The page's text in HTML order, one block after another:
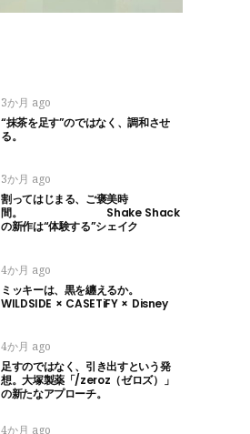
3か月 ago
“抹茶を足す”のではなく、調和させ
る。
3か月 ago
割ってはじまる、ご褒美時
間。 Shake Shack
の新作は“体験する”シェイク
4か月 ago
ミッキーは、黒を纏えるか。
WILDSIDE × CASETiFY × Disney
4か月 ago
足すのではなく、引き出すという発
想。大塚製薬「/zeroz（ゼロズ）」
の新たなアプローチ。
4か月 ago